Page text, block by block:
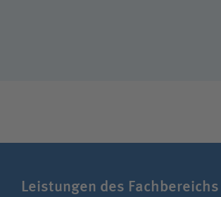
Leistungen des Fachbereichs